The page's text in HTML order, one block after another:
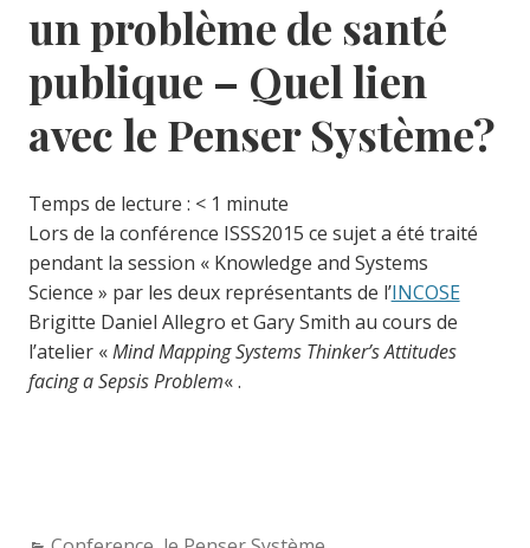
un problème de santé
publique – Quel lien
avec le Penser Système?
Temps de lecture : < 1 minute
Lors de la conférence ISSS2015 ce sujet a été traité
pendant la session « Knowledge and Systems
Science » par les deux représentants de l’INCOSE
Brigitte Daniel Allegro et Gary Smith au cours de
l’atelier «Mind Mapping Systems Thinker’s Attitudes
facing a Sepsis Problem« .